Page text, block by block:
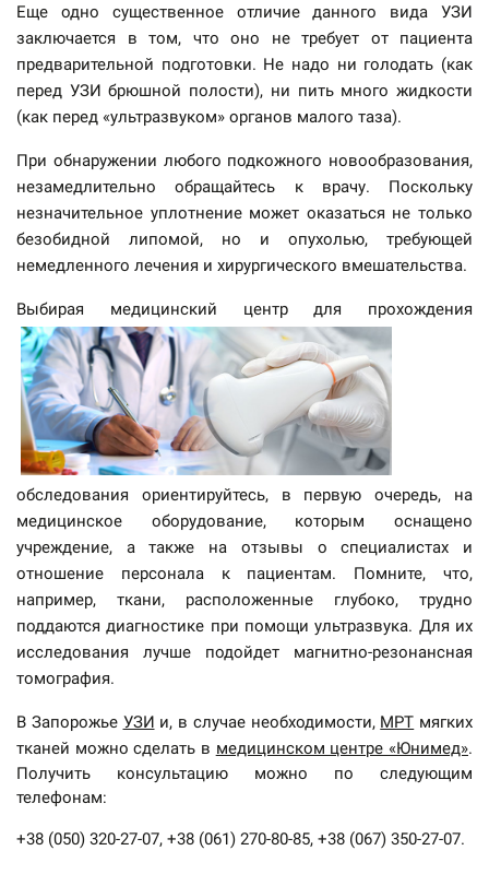
Еще одно существенное отличие данного вида УЗИ
заключается в том, что оно не требует от пациента
предварительной подготовки. Не надо ни голодать (как
перед УЗИ брюшной полости), ни пить много жидкости
(как перед «ультразвуком» органов малого таза).
При обнаружении любого подкожного новообразования,
незамедлительно обращайтесь к врачу. Поскольку
незначительное уплотнение может оказаться не только
безобидной липомой, но и опухолью, требующей
немедленного лечения и хирургического вмешательства.
Выбирая медицинский центр для прохождения
обследования ориентируйтесь, в первую очередь, на
медицинское оборудование, которым оснащено
учреждение, а также на отзывы о специалистах и
отношение персонала к пациентам. Помните, что,
например, ткани, расположенные глубоко, трудно
поддаются диагностике при помощи ультразвука. Для их
исследования лучше подойдет магнитно-резонансная
томография.
В Запорожье УЗИ и, в случае необходимости, МРТ мягких
тканей можно сделать в медицинском центре «Юнимед».
Получить консультацию можно по следующим
телефонам:
+38 (050) 320-27-07, +38 (061) 270-80-85, +38 (067) 350-27-07.